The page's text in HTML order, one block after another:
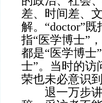
差、时间差、
解。“doctor”
指“医学博士”
都是“医学博士
士”。当时的访
荣也未必意识
退一万步讲